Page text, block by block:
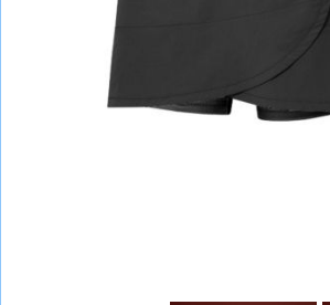
ТЕНІС, БАДМІНТОН
ВОДНІ ВИДИ СПОРТУ
ТУРИЗМ